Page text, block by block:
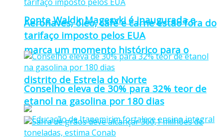
Ponte Waldir Magesvki é inaugurada e
marca um momento histórico para o
distrito de Estrela do Norte
Aeronaves, óleo, café e carne estão fora do
tarifaço imposto pelos EUA
Conselho eleva de 30% para 32% teor de
etanol na gasolina por 180 dias